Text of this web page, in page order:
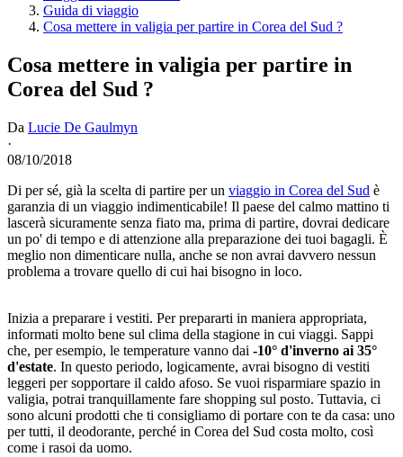
Guida di viaggio
Cosa mettere in valigia per partire in Corea del Sud ?
Cosa mettere in valigia per partire in
Corea del Sud ?
Da Lucie De Gaulmyn
·
08/10/2018
Di per sé, già la scelta di partire per un viaggio in Corea del Sud è
garanzia di un viaggio indimenticabile! Il paese del calmo mattino ti
lascerà sicuramente senza fiato ma, prima di partire, dovrai dedicare
un po' di tempo e di attenzione alla preparazione dei tuoi bagagli. È
meglio non dimenticare nulla, anche se non avrai davvero nessun
problema a trovare quello di cui hai bisogno in loco.
Inizia a preparare i vestiti. Per prepararti in maniera appropriata,
informati molto bene sul clima della stagione in cui viaggi. Sappi
che, per esempio, le temperature vanno dai -10° d'inverno ai 35°
d'estate. In questo periodo, logicamente, avrai bisogno di vestiti
leggeri per sopportare il caldo afoso. Se vuoi risparmiare spazio in
valigia, potrai tranquillamente fare shopping sul posto. Tuttavia, ci
sono alcuni prodotti che ti consigliamo di portare con te da casa: uno
per tutti, il deodorante, perché in Corea del Sud costa molto, così
come i rasoi da uomo.